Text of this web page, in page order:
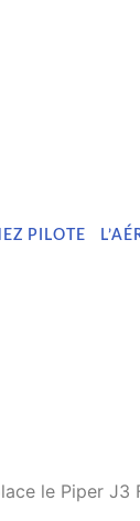
PILOTE
le Piper J3